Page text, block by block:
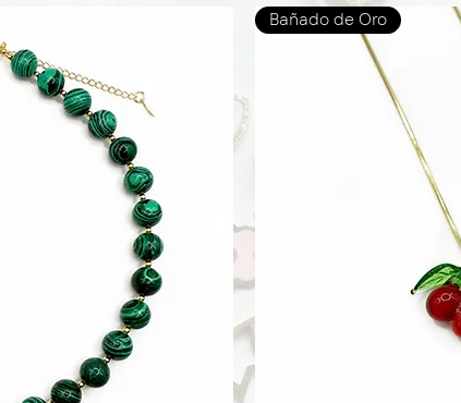
Bañado de Oro